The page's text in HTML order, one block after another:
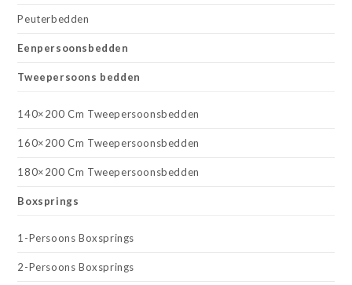
Peuterbedden
Eenpersoonsbedden
Tweepersoons bedden
140×200 Cm Tweepersoonsbedden
160×200 Cm Tweepersoonsbedden
180×200 Cm Tweepersoonsbedden
Boxsprings
1-Persoons Boxsprings
2-Persoons Boxsprings